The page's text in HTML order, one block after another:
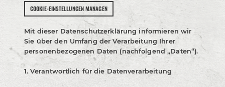
COOKIE-EINSTELLUNGEN MANAGEN
Mit dieser Datenschutzerklärung informieren wir
Sie über den Umfang der Verarbeitung Ihrer
personenbezogenen Daten (nachfolgend „Daten“).
1. Verantwortlich für die Datenverarbeitung